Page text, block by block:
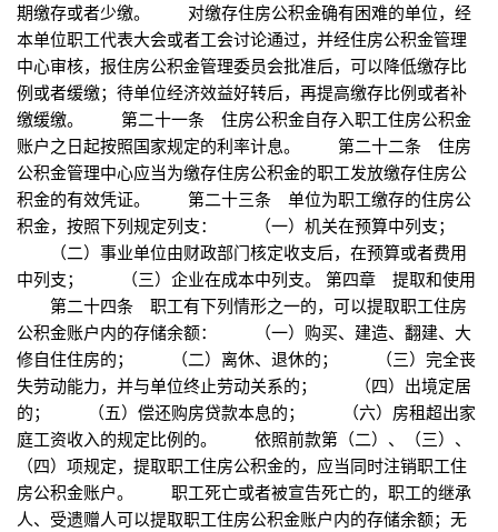
期缴存或者少缴。 对缴存住房公积金确有困难的单位，经
本单位职工代表大会或者工会讨论通过，并经住房公积金管理
中心审核，报住房公积金管理委员会批准后，可以降低缴存比
例或者缓缴；待单位经济效益好转后，再提高缴存比例或者补
缴缓缴。 第二十一条 住房公积金自存入职工住房公积金
账户之日起按照国家规定的利率计息。 第二十二条 住房
公积金管理中心应当为缴存住房公积金的职工发放缴存住房公
积金的有效凭证。 第二十三条 单位为职工缴存的住房公
积金，按照下列规定列支： （一）机关在预算中列支；
（二）事业单位由财政部门核定收支后，在预算或者费用
中列支； （三）企业在成本中列支。 第四章 提取和使用
第二十四条 职工有下列情形之一的，可以提取职工住房
公积金账户内的存储余额： （一）购买、建造、翻建、大
修自住住房的； （二）离休、退休的； （三）完全丧
失劳动能力，并与单位终止劳动关系的； （四）出境定居
的； （五）偿还购房贷款本息的； （六）房租超出家
庭工资收入的规定比例的。 依照前款第（二）、（三）、
（四）项规定，提取职工住房公积金的，应当同时注销职工住
房公积金账户。 职工死亡或者被宣告死亡的，职工的继承
人、受遗赠人可以提取职工住房公积金账户内的存储余额；无